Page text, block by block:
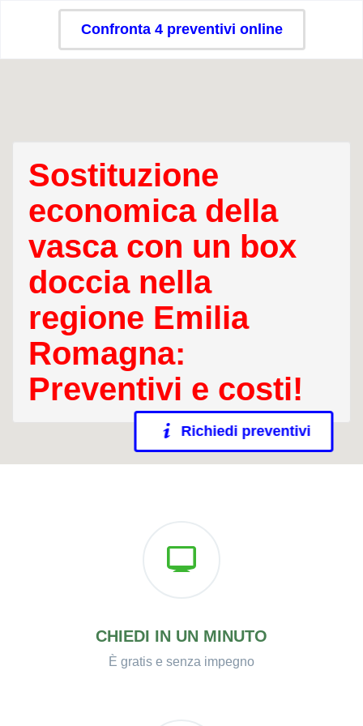
Confronta 4 preventivi online
Sostituzione
economica della
vasca con un box
doccia nella
regione Emilia
Romagna:
Preventivi e costi!
Richiedi preventivi
CHIEDI IN UN MINUTO
È gratis e senza impegno